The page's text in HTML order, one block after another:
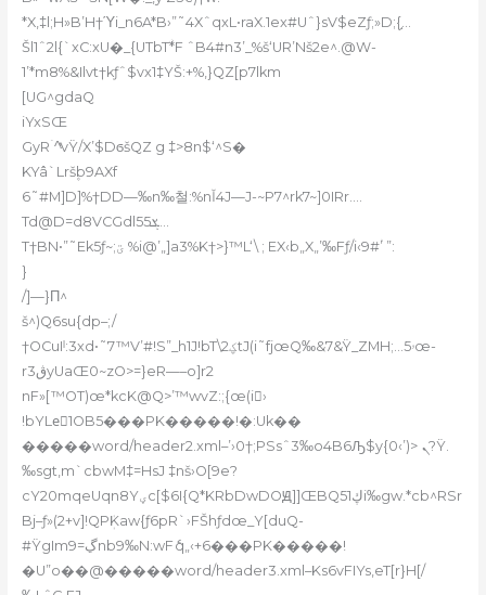
*X,‡l;H»B’H†Ύi_n6A*B›”˜4XˆqxL•raX.1ex#Uˆ}sV$eZƒ;»D;{֣…
Šl1ˆ2l{`xC:xU�_{UTbTۨ*F ˆB4#n3’_%š‘UR’Nš2e^.@W-
1’*m8%&Ilvt†kƒˆ$vx1‡YŠ:+%‚}QZ[p7lkm
[UG^gdaQ
iYxSŒ
GyRۤ^ͭvŸ/X’$DϭšQZ g ‡>8n$‘^S�
KYâ`Lrš۪b9AXf
6˜#M]D]%†DD—‰n‰철:%nǏ4J—J-~P7^rk7~]0IRr.…
T†BN•”˜Ek5ƒ~;ؾ %i@’„]a3%K†>}™L‘\ ; EX‹b„X„’‰Fƒ/i‹9#۠’ ”:
}
/]—}Π^
š^)Q6su{dp–;/
†OCuIˡ:3xd•˜7™V’#!S”_h1J!bT\2ؼtJ(i˜fjœQ‰&7&Ÿ_ZMH;…5ۥœ-
r3ڨyUaŒ0~zO>=}eR—–o]r2
nF»[™OT)œ*kcK@Q>’™wvZ:;{œ(i›
!bYLeِ1OB5���PK�����!�:Uk��
�����word/header2.xml–’›0†;PSsˆ3‰o4B6Ԡ$y{0‹’)> ܢ?Ÿ.
‰sgt,m`cbwM‡=HsJ ‡nš›O[9e?
cY20mqeUqn8Yؠc[$6I{Q*KRbDwDOԬ]]ŒBQ51ڮi‰gw.*cb^RSr
Bj–ƒ»(2+v]!QPܲKaw{ƒ6pR`›FŠhƒdœ_Y[duQ-
#ŸgImڲ=9nb9‰N:wFެq„‹+6���PK�����!
�U”o��@�����word/header3.xml–Ks6vFIYs,eT[r}H[/